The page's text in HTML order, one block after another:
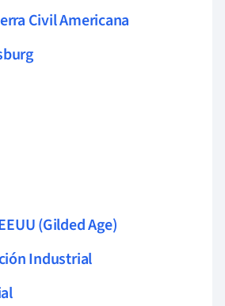
Civil Americana
(Gilded Age)
Industrial